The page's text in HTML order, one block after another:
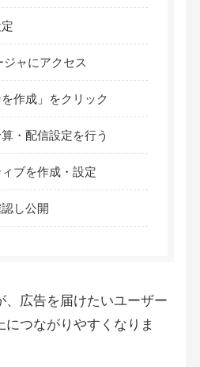
ャにアクセス
を作成」をクリック
・配信設定を行う
ブを作成・設定
し公開
、広告を届けたいユーザー
つながりやすくなりま